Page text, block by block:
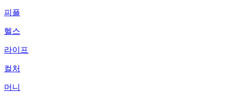
피플
헬스
라이프
컬처
머니